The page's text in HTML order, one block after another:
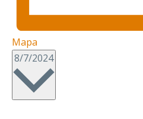
Mapa
8/7/2024